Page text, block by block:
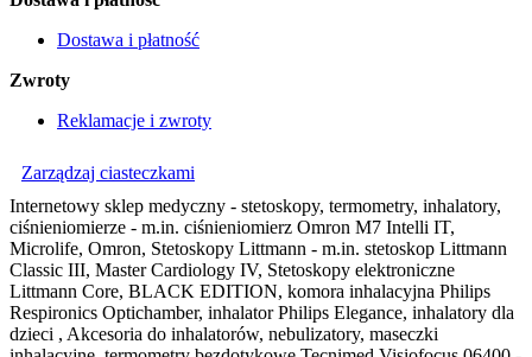
Dostawa i płatność
Zwroty
Reklamacje i zwroty
Zarządzaj ciasteczkami
Internetowy sklep medyczny - stetoskopy, termometry, inhalatory,
ciśnieniomierze - m.in. ciśnieniomierz Omron M7 Intelli IT,
Microlife, Omron, Stetoskopy Littmann - m.in. stetoskop Littmann
Classic III, Master Cardiology IV, Stetoskopy elektroniczne
Littmann Core, BLACK EDITION, komora inhalacyjna Philips
Respironics Optichamber, inhalator Philips Elegance, inhalatory dla
dzieci , Akcesoria do inhalatorów, nebulizatory, maseczki